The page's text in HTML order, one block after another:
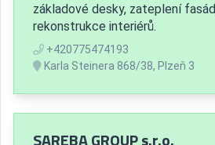
základové desky, zateplení
rekonstrukce interiérů.
+420775474193
Karla Steinera 868/38, Plzeň 3
SAREBA GROUP s.r.o.